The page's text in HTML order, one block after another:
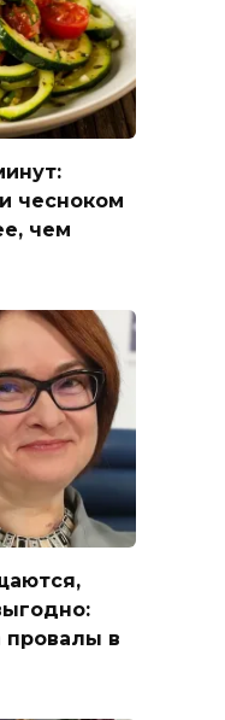
чесноком
чем
провалы в